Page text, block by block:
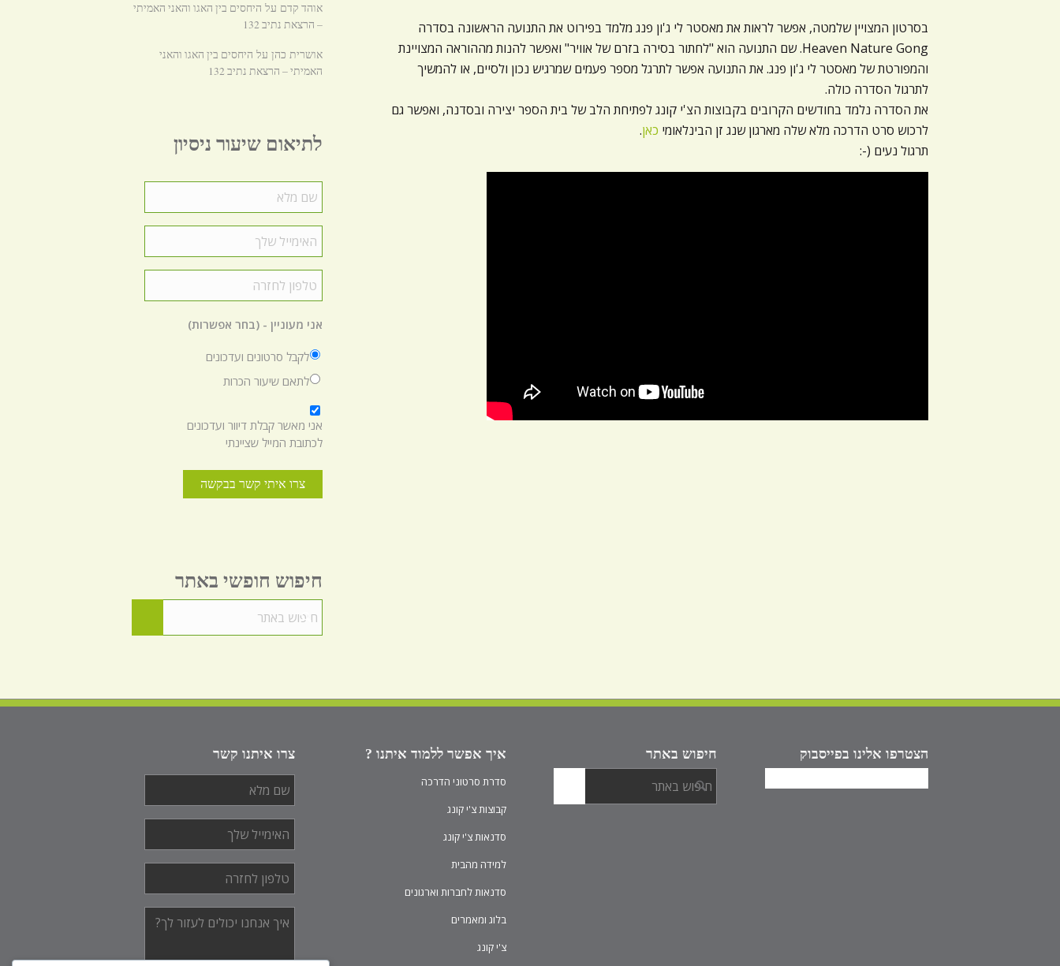
בסרטון המצויין שלמטה, אפשר לראות את מאסטר לי ג'ון פנג מלמד בפירוט את התנועה הראשונה בסדרה
Heaven Nature Gong. שם התנועה הוא "לחתור בסירה בזרם של אוויר" ואפשר להנות מההוראה המצויינת
והמפורטת של מאסטר לי ג'ון פנג. את התנועה אפשר לתרגל מספר פעמים שמרגיש נכון ולסיים, או להמשיך
לתרגול הסדרה כולה.
את הסדרה נלמד בחודשים הקרובים בקבוצות הצ'י קונג לפתיחת הלב של בית הספר יצירה ובסדנה, ואפשר גם
לרכוש סרט הדרכה מלא שלה מארגון שנג זן הבינלאומי כאן.
תרגול נעים (-:
אוהד קדם על היחסים בין האגו והאני האמיתי
– הרצאת נתיב 132
אושרית כהן על היחסים בין האגו והאני
האמיתי – הרצאת נתיב 132
לתיאום שיעור ניסיון
מלא *
שלך
*
לחזרה
*
אני מעוניין - (בחר אפשרות)
לקבל סרטונים ועדכונים
לתאם שיעור הכרות
*
אני מאשר קבלת דיוור ועדכונים
לכתובת המייל שציינתי
חיפוש חופשי באתר
הצטרפו אלינו בפייסבוק חיפוש באתר איך אפשר ללמוד איתנו ?
סדרת סרטוני הדרכה
קבוצות צ'י קונג
סדנאות צ'י קונג
למידה מהבית
סדנאות לחברות וארגונים
בלוג ומאמרים
צ'י קונג
צרו איתנו קשר
מלא *
שלך *
לחזרה
*
אנחנו
לעזור